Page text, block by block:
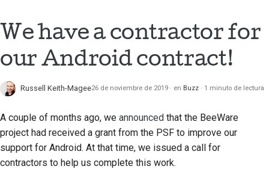
Guía de estilo de
código
Guía de estilo para la
We have a contractor for
our Android contract!
Russell Keith-Magee26 de noviembre de 2019 en Buzz 1 minuto de lectura
A couple of months ago, we announced that the BeeWare
project had received a grant from the PSF to improve our
support for Android. At that time, we issued a call for
contractors to help us complete this work.